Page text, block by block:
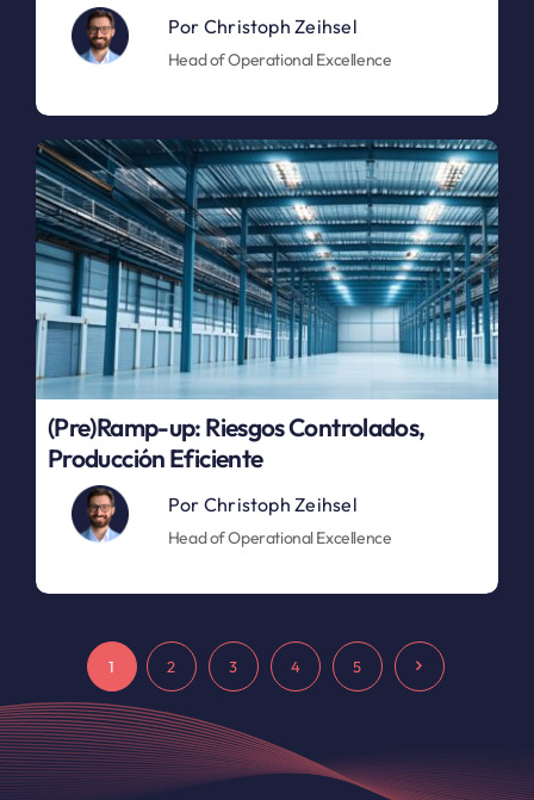
Por Christoph Zeihsel
Head of Operational Excellence
(Pre)Ramp-up: Riesgos Controlados,
Producción Eficiente
Por Christoph Zeihsel
Head of Operational Excellence
1 2 3 4 5